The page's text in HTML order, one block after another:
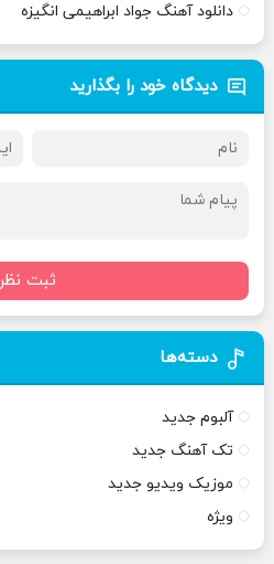
دانلود آهنگ جواد ابراهیمی انگیزه
دیدگاه خود را بگذارید
ثبت نظر
دسته‌ها
آلبوم جدید
تک آهنگ جدید
موزیک ویدیو جدید
ویژه